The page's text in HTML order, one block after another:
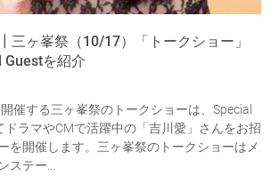
三ヶ峯祭（10/17）「トークショー」
Guestを紹介
催する三ヶ峯祭のトークショーは、Special
ドラマやCMで活躍中の「吉川愛」さんをお招
を開催します。三ヶ峯祭のトークショーはメ
ステー...